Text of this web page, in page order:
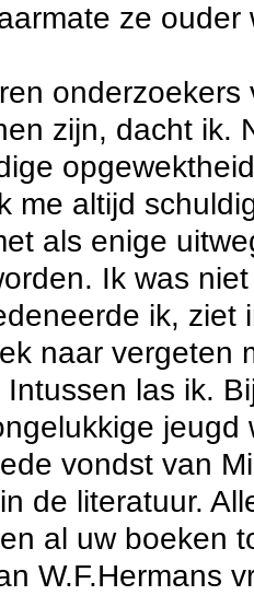
ze
zijn, dacht ik.
me altijd
als enige
Ik was
ik, ziet
naar vergeten
Intussen las ik.
vondst van
de literatuur.
al uw boeken
W.F.Hermans